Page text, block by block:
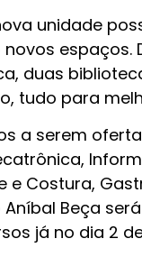
unidade
novos espaços.
duas
tudo para
a serem
e Costura,
Beça
já no dia 2